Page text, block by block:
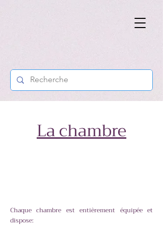
La chambre
Chaque chambre est entièrement équipée et
dispose: